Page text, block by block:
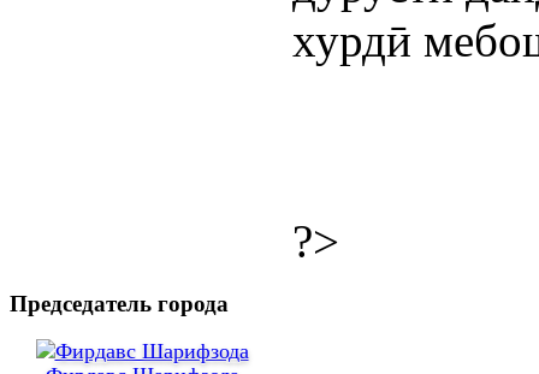
хурдӣ
?>
Председатель города